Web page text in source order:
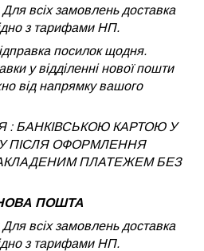
всіх замовлень доставка
з тарифами НП.
посилок щодня.
у відділенні нової пошти
від напрямку вашого
: БАНКІВСЬКОЮ КАРТОЮ У
ПІСЛЯ ОФОРМЛЕННЯ
ПЛАТЕЖЕМ БЕЗ
ПОШТА
всіх замовлень доставка
з тарифами НП.